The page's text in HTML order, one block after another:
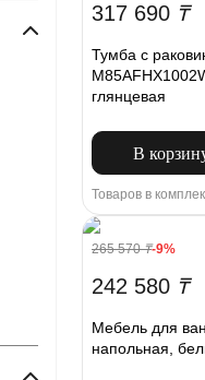
317 690 ₸
Тумба с
глянцевая
В
Товаров в
265 570₸-9%
242 580 ₸
Мебель для
напольная,